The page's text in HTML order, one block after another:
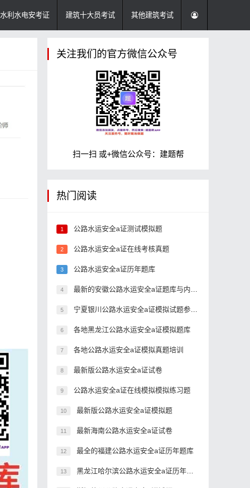
水利水电安考证 建筑十大员考试 其他建筑考试
关注我们的官方微信公众号
扫一扫 或+微信公众号：建题帮
热门阅读
1 公路水运安全a证测试模拟题
2 公路水运安全a证在线考核真题
3 公路水运安全a证历年题库
4 最新的安徽公路水运安全a证题库与内部资料
5 宁夏银川公路水运安全a证模拟试题参考资料
6 各地黑龙江公路水运安全a证模拟题库
7 各地公路水运安全a证模拟真题培训
8 最新版公路水运安全a证试卷
9 公路水运安全a证在线模拟模拟练习题
10 最新版公路水运安全a证模拟题
11 最新海南公路水运安全a证试卷
12 最全的福建公路水运安全a证历年题库
13 黑龙江哈尔滨公路水运安全a证历年真题